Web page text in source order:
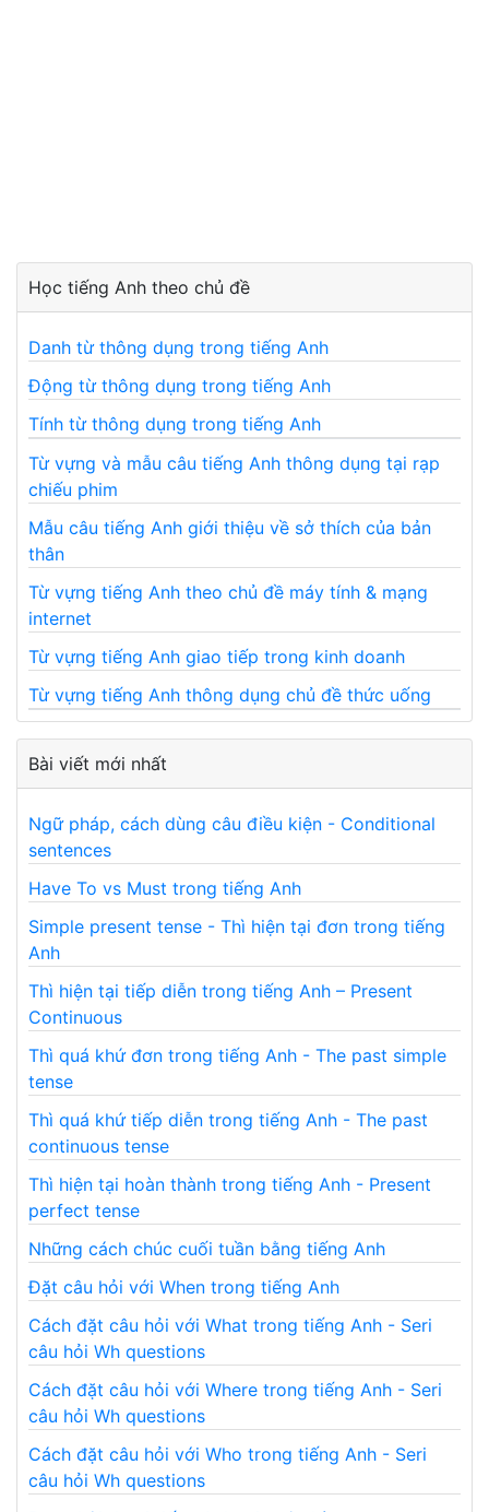
Học tiếng Anh theo chủ đề
Danh từ thông dụng trong tiếng Anh
Động từ thông dụng trong tiếng Anh
Tính từ thông dụng trong tiếng Anh
Từ vựng và mẫu câu tiếng Anh thông dụng tại rạp
chiếu phim
Mẫu câu tiếng Anh giới thiệu về sở thích của bản
thân
Từ vựng tiếng Anh theo chủ đề máy tính & mạng
internet
Từ vựng tiếng Anh giao tiếp trong kinh doanh
Từ vựng tiếng Anh thông dụng chủ đề thức uống
Bài viết mới nhất
Ngữ pháp, cách dùng câu điều kiện - Conditional
sentences
Have To vs Must trong tiếng Anh
Simple present tense - Thì hiện tại đơn trong tiếng
Anh
Thì hiện tại tiếp diễn trong tiếng Anh – Present
Continuous
Thì quá khứ đơn trong tiếng Anh - The past simple
tense
Thì quá khứ tiếp diễn trong tiếng Anh - The past
continuous tense
Thì hiện tại hoàn thành trong tiếng Anh - Present
perfect tense
Những cách chúc cuối tuần bằng tiếng Anh
Đặt câu hỏi với When trong tiếng Anh
Cách đặt câu hỏi với What trong tiếng Anh - Seri
câu hỏi Wh questions
Cách đặt câu hỏi với Where trong tiếng Anh - Seri
câu hỏi Wh questions
Cách đặt câu hỏi với Who trong tiếng Anh - Seri
câu hỏi Wh questions